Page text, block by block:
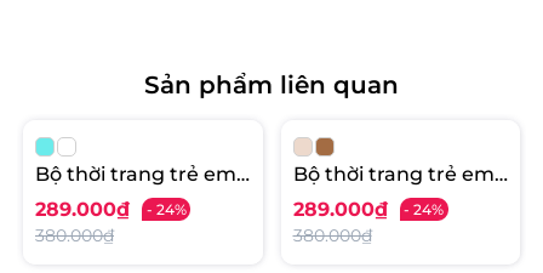
Còn hàng
Thạch, Phường Kim Liên, Hà Nội
Tình trạng:Còn hàng
Vin Đà Nẵng - Số 910A Ngô Quyền, Phường
An Hải Bắc, Đà Nẵng
Sản phẩm liên quan
Bộ thời trang trẻ em -
F01 4/12 VT39 AH107
289.000₫ - 24%
380.000₫
Bộ thời trang trẻ em -
F01 4/12 VT37 AH104
289.000₫ - 24%
380.000₫